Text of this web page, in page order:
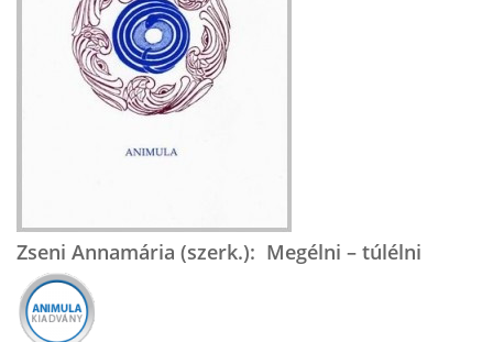
Zseni Annamária (szerk.): Megélni – túlélni